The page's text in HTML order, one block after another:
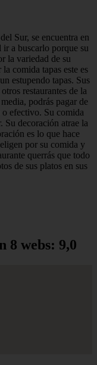
Sur, se encuentra en
ir a buscarlo porque su
la variedad de su
comida tapas este es
estupendo tapas. Sus
restaurantes de la
podrás pagar de
o efectivo. Su comida
Su decoración atrae la
es lo que hace
por su comida y
querrás que todo
de sus platos en sus
8 webs: 9,0